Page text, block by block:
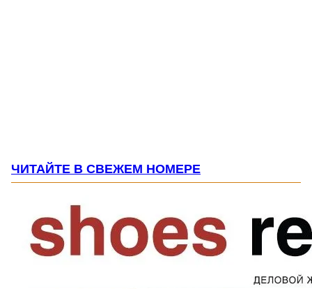
ЧИТАЙТЕ В СВЕЖЕМ НОМЕРЕ